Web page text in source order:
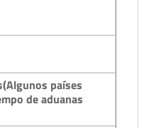
países
de aduanas